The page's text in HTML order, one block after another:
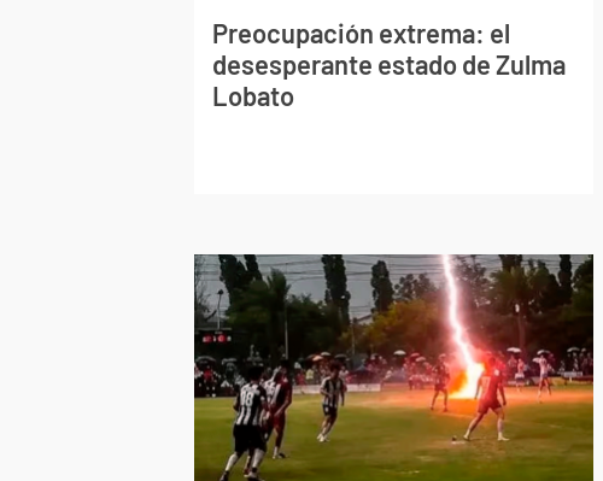
Preocupación extrema: el
desesperante estado de Zulma
Lobato